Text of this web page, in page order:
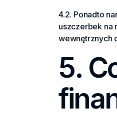
4.2. Ponadto
uszczerbek na
wewnętrznych
5.